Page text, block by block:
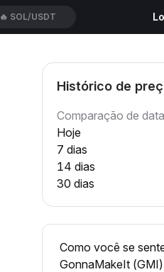
🔥 SOL/USDT
Histórico de
Comparação de
Hoje
7 dias
14 dias
30 dias
Como você se
GonnaMakeIt